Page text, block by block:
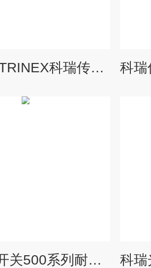
瑞士CONTRINEX科瑞传感器原装接近开关
科瑞接近开关500系列耐磨型参数介绍